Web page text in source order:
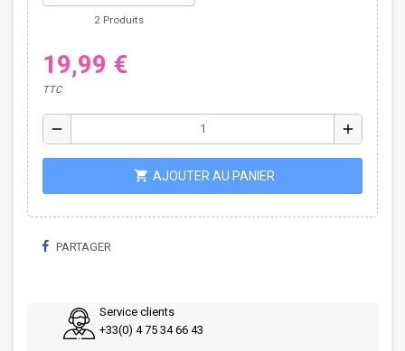
2 Produits
19,99 €
TTC
remove add
shopping_cart AJOUTER AU PANIER
PARTAGER
Service clients
+33(0) 4 75 34 66 43